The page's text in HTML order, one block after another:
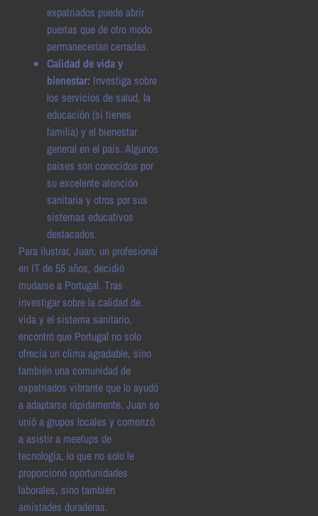
expatriados puede abrir
puertas que de otro modo
permanecerían cerradas.
Calidad de vida y
bienestar: Investiga sobre
los servicios de salud, la
educación (si tienes
familia) y el bienestar
general en el país. Algunos
países son conocidos por
su excelente atención
sanitaria y otros por sus
sistemas educativos
destacados.
Para ilustrar, Juan, un profesional
en IT de 55 años, decidió
mudarse a Portugal. Tras
investigar sobre la calidad de
vida y el sistema sanitario,
encontró que Portugal no solo
ofrecía un clima agradable, sino
también una comunidad de
expatriados vibrante que lo ayudó
a adaptarse rápidamente. Juan se
unió a grupos locales y comenzó
a asistir a meetups de
tecnología, lo que no solo le
proporcionó oportunidades
laborales, sino también
amistades duraderas.